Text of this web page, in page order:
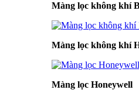
Màng lọc không khí
Màng lọc không khí
Màng lọc Honeywell